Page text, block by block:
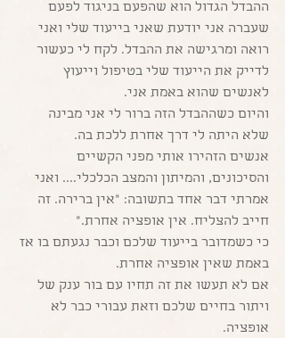
ההבדל הגדול הוא שהפעם בניגוד לפעם
שעברה אני יודעת שאני בייעוד שלי ואני
רואה ומרגישה את ההבדל. לקח לי כעשור
לדייק את הייעוד שלי בטיפול וייעוץ
לאנשים שהוא באמת אני.
והיום כשההבדל הזה ברור לי אני מבינה
שלא היתה לי דרך אחרת ללכת בה.
אנשים הזהירו אותי מפני הקשיים
והסיכונים, והמיתון והמצב הכלכלי.... ואני
אמרתי דבר אחד בתשובה: "אין ברירה. זה
חייב להצליח. אין אופציה אחרת."
כי כשמדובר בייעוד שלכם וכבר נגעתם בו אז
באמת שאין אופציה אחרת.
אם לא תעשו את זה תחיו עם בור ענק של
ויתור בחיים שלכם וזאת עבורי כבר לא
אופציה.